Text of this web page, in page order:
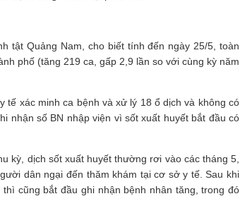
tật Quảng Nam, cho biết tính đến ngày 25/5, toàn
phố (tăng 219 ca, gấp 2,9 lần so với cùng kỳ năm
tế xác minh ca bệnh và xử lý 18 ổ dịch và không có
nhận số BN nhập viện vì sốt xuất huyết bắt đầu có
kỳ, dịch sốt xuất huyết thường rơi vào các tháng 5,
dân ngại đến thăm khám tại cơ sở y tế. Sau khi
cũng bắt đầu ghi nhận bệnh nhân tăng, trong đó